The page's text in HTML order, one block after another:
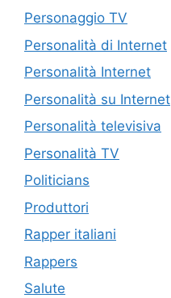
Personaggio TV
Personalità di Internet
Personalità Internet
Personalità su Internet
Personalità televisiva
Personalità TV
Politicians
Produttori
Rapper italiani
Rappers
Salute